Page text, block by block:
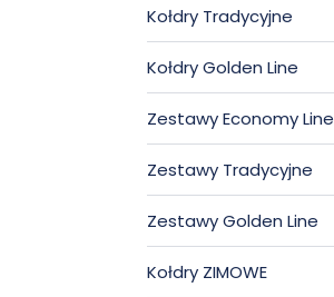
Kołdry Tradycyjne
Kołdry Golden Line
Zestawy Economy Line
Zestawy Tradycyjne
Zestawy Golden Line
Kołdry ZIMOWE